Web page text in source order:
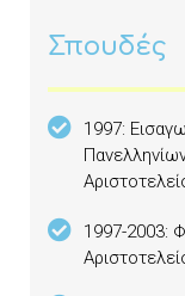
Σπουδές
1997:
1997-2003: